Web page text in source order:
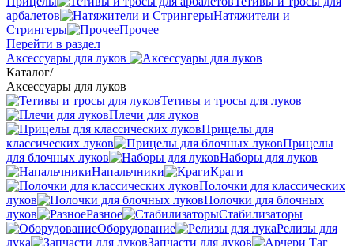
арбалетов
Натяжители и
Стрингеры
Прочее
Перейти в раздел
Аксессуары для луков
Каталог/
Аксессуары для луков
Тетивы и тросы для луков
Плечи для луков
Прицелы для
классических луков
Прицелы
для блочных луков
Наборы для луков
Напальчники
Краги
Полочки для классических
луков
Полочки для блочных
луков
Разное
Стабилизаторы
Оборудование
Релизы для
лука
Запчасти для луков